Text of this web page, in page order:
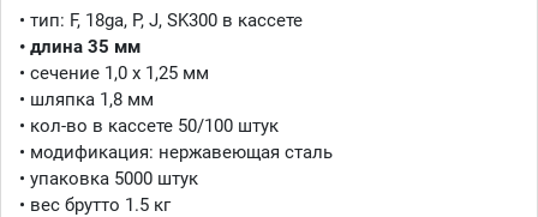
• тип: F, 18ga, P, J, SK300 в кассете
• длина 35 мм
• сечение 1,0 x 1,25 мм
• шляпка 1,8 мм
• кол-во в кассете 50/100 штук
• модификация: нержавеющая сталь
• упаковка 5000 штук
• вес брутто 1.5 кг